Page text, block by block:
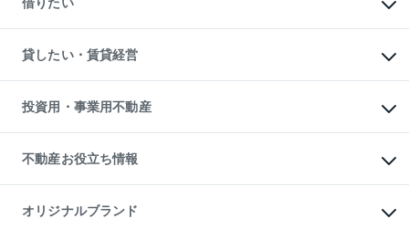
中古一戸建ての購入
不動産購入の流れ
注目キーワード物件特集
購入ガイド
English 繁体中文簡体中文
土地の売却・査定
スピードAI査定
不動産査定について
不動産売却の流れ
不動産買換えの流れ
売却ガイド
借りたい
オフィス・店舗の賃貸
借りるときの流れ
借りるガイド
貸したい・賃貸経営
マンション賃料データ
賃貸管理プラン
リロケーションについて
貸すガイド
投資用・事業用不動産
事業用不動産
マンション投資
投資用マンション
アパート経営
不動産お役立ち情報
マンションライブラリー
人気マンションランキング
オリジナルブランド